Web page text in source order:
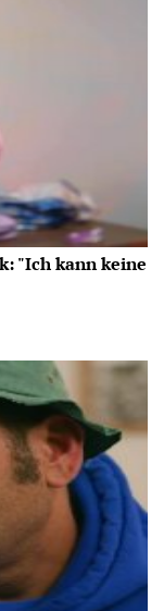
"Ich kann keine